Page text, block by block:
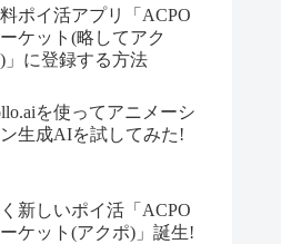
ポイ活アプリ「ACPO
ケット(略してアク
」に登録する方法
を使ってアニメーシ
ン生成AIを試してみた!
新しいポイ活「ACPO
ケット(アクポ)」誕生!